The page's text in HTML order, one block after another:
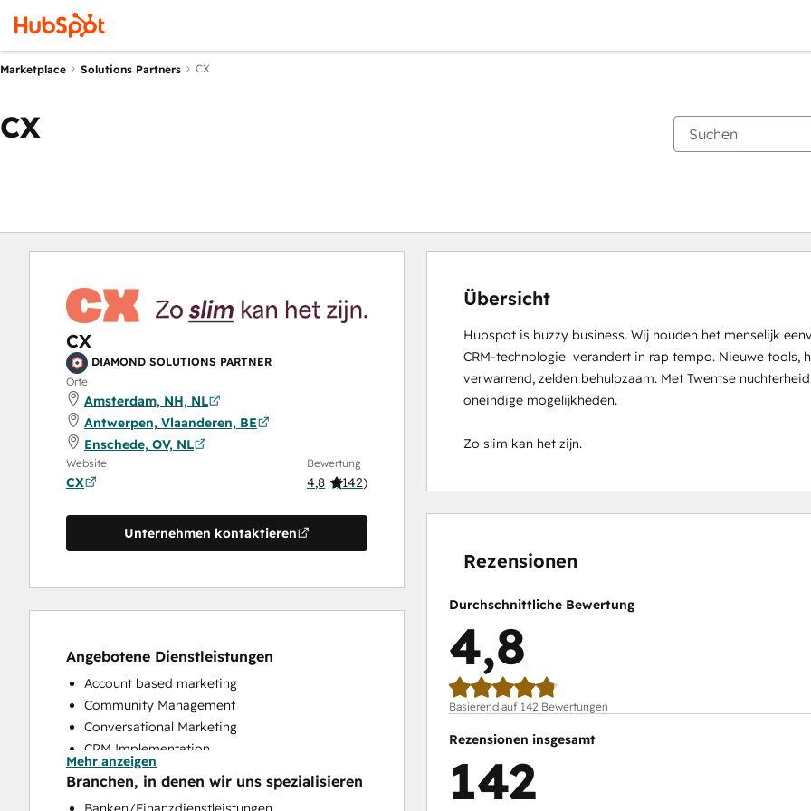
Marketplace Solutions Partners CX
CX
CX
DIAMOND SOLUTIONS PARTNER
Orte
Amsterdam, NH, NL
Antwerpen, Vlaanderen, BE
Enschede, OV, NL
Website
CX
Bewertung
4,8 (142)
Unternehmen kontaktieren
Angebotene Dienstleistungen
Account based marketing
Community Management
Conversational Marketing
CRM Implementation
CRM Migration
Custom API Integrations
Mehr anzeigen
Branchen, in denen wir uns spezialisieren
Übersicht
Hubspot is buzzy business. Wij houden het menselijk
CRM-technologie  verandert in rap tempo. Nieuwe tools,
verwarrend, zelden behulpzaam. Met Twentse
oneindige mogelijkheden.
Zo slim kan het zijn.
Rezensionen
Durchschnittliche Bewertung
4,8
Basierend auf 142 Bewertungen
Rezensionen insgesamt
142